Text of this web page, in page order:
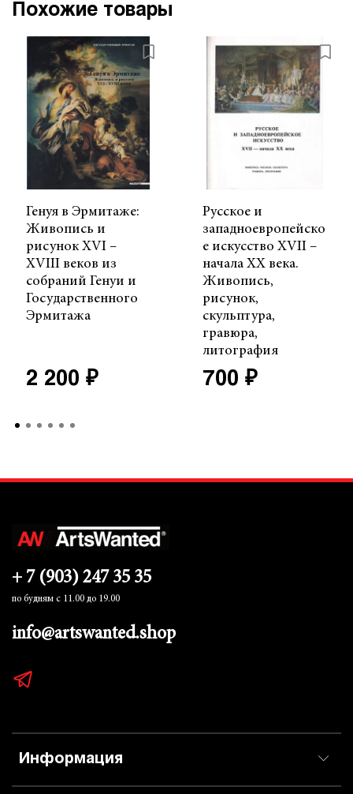
Похожие товары
Генуя в Эрмитаже:
Живопись и
рисунок XVI –
XVIII веков из
собраний Генуи и
Государственного
Эрмитажа
2 200 ₽
Русское и
западноевропейско
е искусство XVII –
начала ХХ века.
Живопись,
рисунок,
скульптура,
гравюра,
литография
700 ₽
Информация
+ 7 (903) 247 35 35
по будням с 11.00 до 19.00
info@artswanted.shop